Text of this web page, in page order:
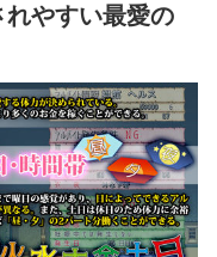
やすい最愛の